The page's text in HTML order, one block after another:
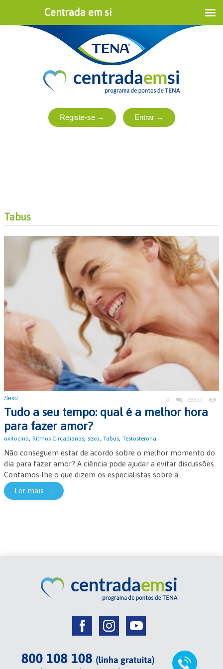
Tabus
Sexo 0 18633
Tudo a seu tempo: qual é a melhor hora
para fazer amor?
oxitocina, Ritmos Circadianos, sexo, Tabus, Testosterona
Não conseguem estar de acordo sobre o melhor momento do
dia para fazer amor? A ciência pode ajudar a evitar discussões.
Contamos-lhe o que dizem os especialistas sobre a...
Ler mais →
Centrada em si